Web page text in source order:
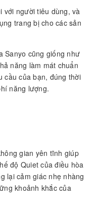
với người tiêu dùng, và
trang bị cho các sản
Sanyo cũng giống như
năng làm mát chuẩn
cầu của bạn, đúng thời
năng lượng.
gian yên tĩnh giúp
độ Quiet của điều hòa
lại cảm giác nhẹ nhàng
khoảnh khắc của